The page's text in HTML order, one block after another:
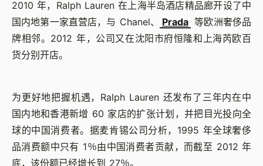
2010 年，Ralph Lauren 在上海半岛酒店精品廊开设了中
国内地第一家直营店，与 Chanel、
Prada 等欧洲奢侈品
牌相邻。2012 年，公司又在沈阳市府恒隆和上海芮欧百
货分别开店。
为更好地把握机遇，Ralph Lauren 还发布了三年内在中
国内地和香港新增 60 家店的扩张计划，并把目光投向全
球的中国消费者。据麦肯锡公司分析，1995 年全球奢侈
品消费额中只有 1％由中国消费者贡献，而截至 2012 年
底，该份额已经增长到 27％。